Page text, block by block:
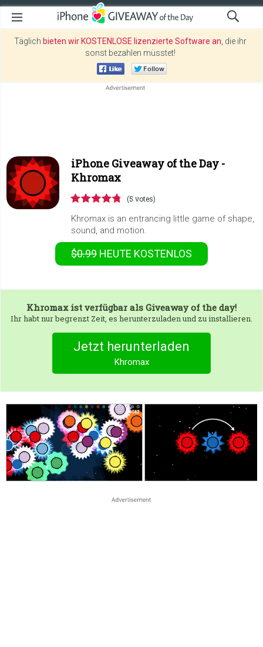
Täglich bieten wir KOSTENLOSE lizenzierte Software an , die ihr
sonst bezahlen müsstet!
iPhone Giveaway of the Day -
Khromax
(5 votes)
Khromax is an entrancing little game of shape,
sound, and motion.
$0.99 HEUTE KOSTENLOS
Khromaxist verfügbar als Giveaway of the day!
Ihr habt nur begrenzt Zeit, es herunterzuladen und zu installieren.
Jetzt herunterladen
Khromax